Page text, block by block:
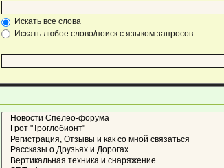
Искать все слова
Искать любое слово/поиск с языком запросов